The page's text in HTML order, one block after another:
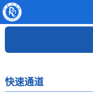
快速通道